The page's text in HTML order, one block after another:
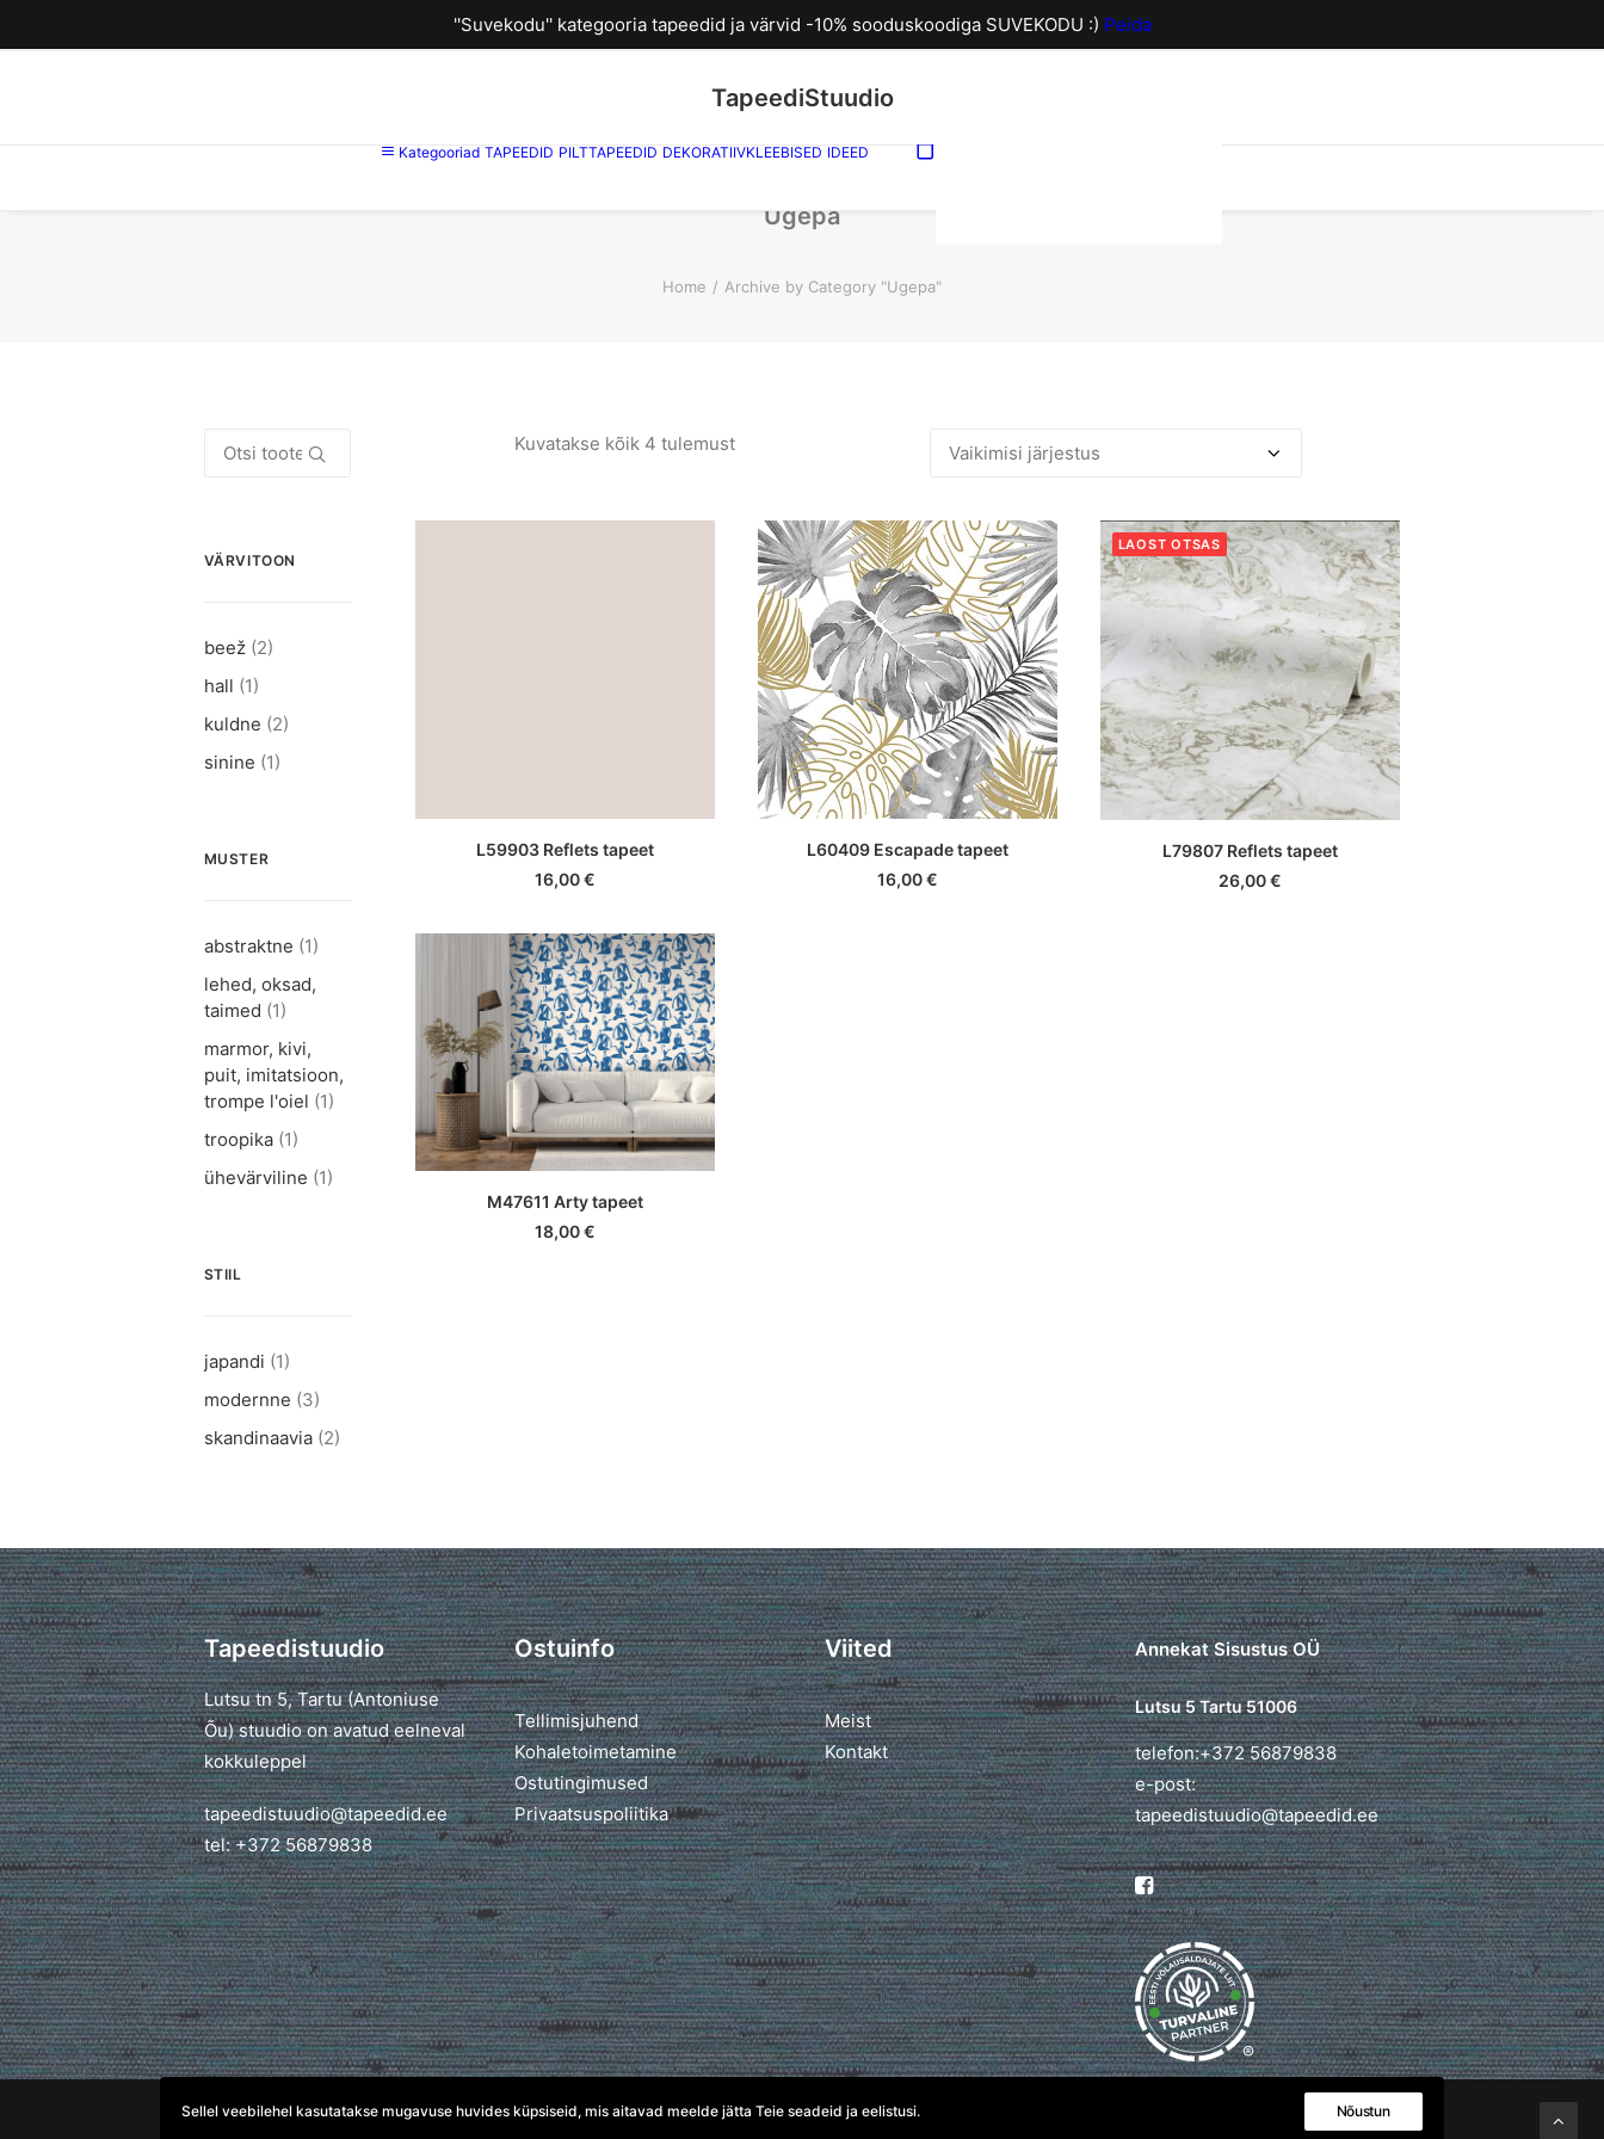
''Suvekodu'' kategooria tapeedid ja värvid -10% sooduskoodiga SUVEKODU :) Peida
TapeediStuudio
Kategooriad TAPEEDID PILTTAPEEDID DEKORATIIVKLEEBISED IDEED
Ugepa
Home Archive by Category "Ugepa"
Otsi:
VÄRVITOON
beež (2)
hall (1)
kuldne (2)
sinine (1)
MUSTER
abstraktne (1)
lehed, oksad,
taimed (1)
marmor, kivi,
puit, imitatsioon,
trompe l'oiel (1)
troopika (1)
ühevärviline (1)
STIIL
japandi (1)
modernne (3)
skandinaavia (2)
Kuvatakse kõik 4 tulemust
LISA KORVI
L59903 Reflets tapeet
16,00€
LISA KORVI
L60409 Escapade tapeet
16,00€
LAOST OTSAS
LOE EDASI
L79807 Reflets tapeet
26,00€
LISA KORVI
M47611 Arty tapeet
18,00€
Tapeedistuudio
Lutsu tn 5, Tartu (Antoniuse
Õu) stuudio on avatud eelneval
kokkuleppel
tapeedistuudio@tapeedid.ee
tel: +372 56879838
Ostuinfo
Tellimisjuhend
Kohaletoimetamine
Ostutingimused
Privaatsuspoliitika
Viited
Meist
Kontakt
Annekat Sisustus OÜ
Lutsu 5 Tartu 51006
telefon:+372 56879838
e-post:
tapeedistuudio@tapeedid.ee
®
© 2026 TapeediStuudio. All rights reserved
Sellel veebilehel kasutatakse mugavuse huvides küpsiseid, mis aitavad meelde jätta Teie seadeid ja eelistusi. Nõustun